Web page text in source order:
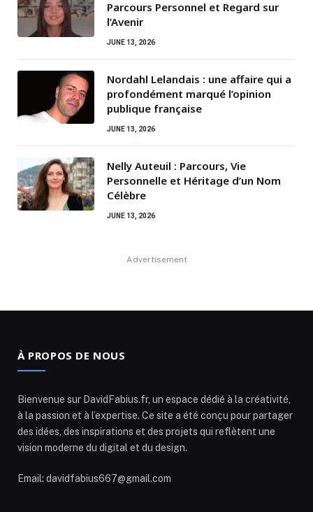
Parcours Personnel et Regard sur
l’Avenir
JUNE 13, 2026
Nordahl Lelandais : une affaire qui a
profondément marqué l’opinion
publique française
JUNE 13, 2026
Nelly Auteuil : Parcours, Vie
Personnelle et Héritage d’un Nom
Célèbre
JUNE 13, 2026
Advertisement
À PROPOS DE NOUS
Bienvenue sur DavidFabius.fr, un espace dédié à la créativité,
à la passion et à l’expertise. Ce site a été conçu pour partager
des idées, des inspirations et des projets qui reflètent une
vision moderne du digital et du design.
Email: davidfabius667@gmail.com